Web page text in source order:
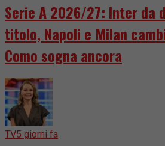
Serie A 2026/27: Inter da
titolo, Napoli e Milan
Como sogna ancora
TV5 giorni fa